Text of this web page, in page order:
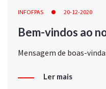
INFOFPAS 20-12-2020
Bem-vindos ao
Mensagem de boas-
Ler mais